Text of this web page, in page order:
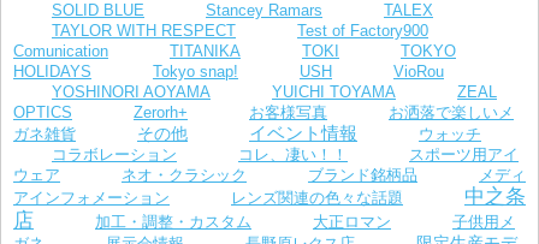
SOLID BLUE
Stancey Ramars TALEX
TAYLOR WITH RESPECT
Test of Factory900
Comunication
TITANIKA TOKI
TOKYO
HOLIDAYS
Tokyo snap! USH VioRou
YOSHINORI AOYAMA YUICHI TOYAMA
ZEAL
OPTICS
Zerorh+ お客様写真
お洒落で楽しいメ
ガネ雑貨
その他 イベント情報
ウォッチ
コラボレーション
コレ、凄い！！
スポーツ用アイ
ウェア
ネオ・クラシック ブランド銘柄品
メディ
アインフォメーション
レンズ関連の色々な話題
中之条
店
加工・調整・カスタム 大正ロマン
子供用メ